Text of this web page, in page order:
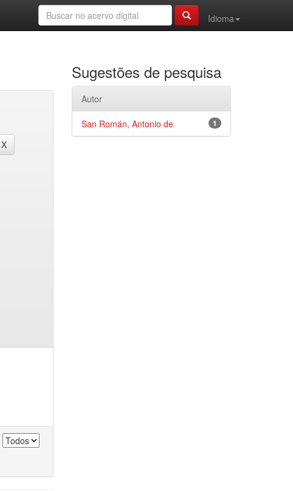
Idioma
Sugestões de pesquisa
Autor
1
San Román, Antonio de